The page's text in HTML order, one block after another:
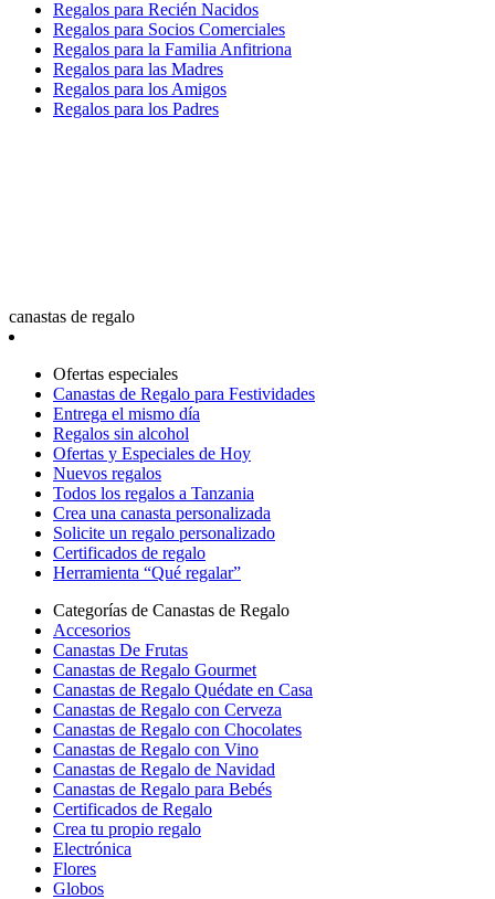
Regalos para Recién Nacidos
Regalos para Socios Comerciales
Regalos para la Familia Anfitriona
Regalos para las Madres
Regalos para los Amigos
Regalos para los Padres
canastas de regalo
Ofertas especiales
Canastas de Regalo para Festividades
Entrega el mismo día
Regalos sin alcohol
Ofertas y Especiales de Hoy
Nuevos regalos
Todos los regalos a Tanzania
Crea una canasta personalizada
Solicite un regalo personalizado
Certificados de regalo
Herramienta “Qué regalar”
Categorías de Canastas de Regalo
Accesorios
Canastas De Frutas
Canastas de Regalo Gourmet
Canastas de Regalo Quédate en Casa
Canastas de Regalo con Cerveza
Canastas de Regalo con Chocolates
Canastas de Regalo con Vino
Canastas de Regalo de Navidad
Canastas de Regalo para Bebés
Certificados de Regalo
Crea tu propio regalo
Electrónica
Flores
Globos